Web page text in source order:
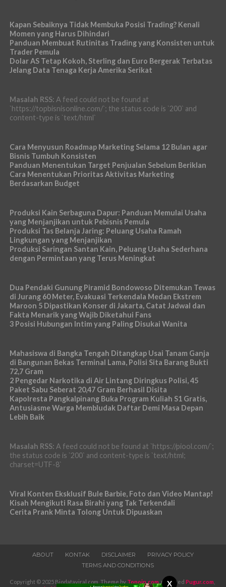
X
Kapan Sebaiknya Tidak Membuka Posisi Trading? Kenali
Momen yang Harus Dihindari
Panduan Membuat Rutinitas Trading yang Konsisten untuk
Trader Pemula
Dolar AS Tetap Kokoh, Sterling dan Euro Bergerak Terbatas
Jelang Data Tenaga Kerja Amerika Serikat
Masalah RSS: A feed could not be found at
`https://topbisnisonline.com/`; the status code is `200` and
content-type is `text/html`
Cara Menyusun Roadmap Marketing Selama 12 Bulan agar
Bisnis Tumbuh Konsisten
Panduan Menentukan Target Penjualan Sebelum Beriklan
Cara Menentukan Prioritas Aktivitas Marketing
Berdasarkan Budget
Produksi Kain Serbaguna Dapur: Panduan Memulai Usaha
yang Menjanjikan untuk Pebisnis Pemula
Produksi Tas Belanja Jaring: Peluang Usaha Ramah
Lingkungan yang Menjanjikan
Produksi Saringan Santan Kain, Peluang Usaha Sederhana
dengan Permintaan yang Terus Meningkat
Dua Pendaki Gunung Piramid Bondowoso Ditemukan Tewas
di Jurang 60 Meter, Evakuasi Terkendala Medan Ekstrem
Maroon 5 Dipastikan Konser di Jakarta, Catat Jadwal dan
Fakta Menarik yang Wajib Diketahui Fans
3 Posisi Hubungan Intim yang Paling Disukai Wanita
Mahasiswa di Bangka Tengah Ditangkap Usai Tanam Ganja
di Bangunan Bekas Terminal Lama, Polisi Sita Barang Bukti
72,7 Gram
2 Pengedar Narkotika di Air Lintang Diringkus Polisi, 45
Paket Sabu Seberat 20,47 Gram Berhasil Disita
Kapolresta Pangkalpinang Buka Program Kuliah S1 Gratis,
Antusiasme Warga Membludak Daftar Demi Masa Depan
Lebih Baik
Masalah RSS: A feed could not be found at `https://piool.com/`;
the status code is `200` and content-type is `text/html;
charset=UTF-8`
Viral Konten Eksklusif Bule Barbie, Foto dan Video Mantap!
Kisah Mengikuti Rasa Birahi yang Tak Terkendali
Cerita Prank Minta Tolong Untuk Dipuaskan
ABOUT KONTAK DISCLAIMER
PRIVACY POLICY
TERMS AND CONDITIONS
Copyright © 2025 Biodataviral.com. Theme by Topoin.com , powered Pugur.com